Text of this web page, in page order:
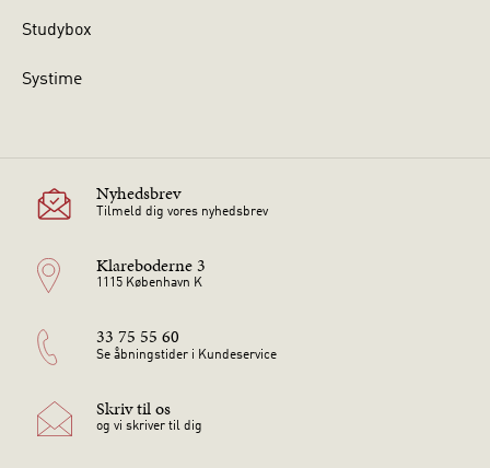
Studybox
Systime
Nyhedsbrev
Tilmeld dig vores nyhedsbrev
Klareboderne 3
1115 København K
33 75 55 60
Se åbningstider i Kundeservice
Skriv til os
og vi skriver til dig